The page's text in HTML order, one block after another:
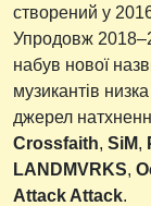
створений у
Упродовж
набув нової
музикантів
джерел
Crossfaith, SiM,
LANDMVRKS,
Attack Attack.